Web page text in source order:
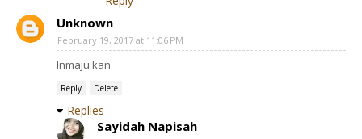
Unknown
February 19, 2017 at 11:06 PM
Inmaju kan
Reply Delete
Replies
Sayidah Napisah